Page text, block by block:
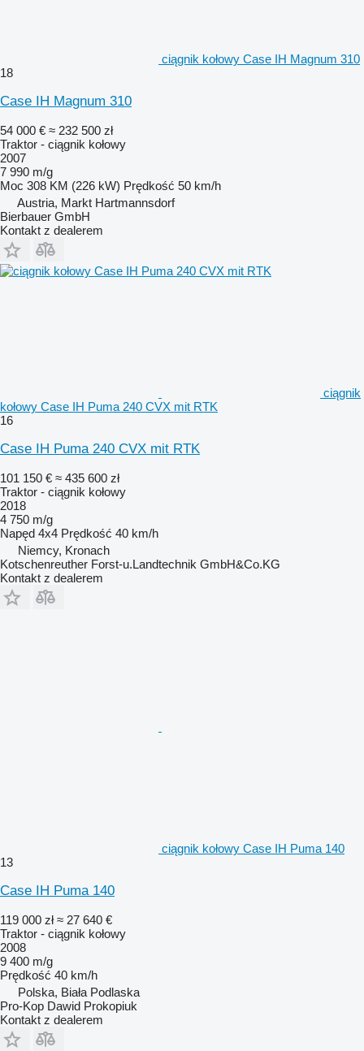
ciągnik kołowy Case IH Magnum 310
18
Case IH Magnum 310
54 000 € ≈ 232 500 zł
Traktor - ciągnik kołowy
2007
7 990 m/g
Moc 308 KM (226 kW) Prędkość 50 km/h
Austria, Markt Hartmannsdorf
Bierbauer GmbH
Kontakt z dealerem
ciągnik
kołowy Case IH Puma 240 CVX mit RTK
16
Case IH Puma 240 CVX mit RTK
101 150 € ≈ 435 600 zł
Traktor - ciągnik kołowy
2018
4 750 m/g
Napęd 4x4 Prędkość 40 km/h
Niemcy, Kronach
Kotschenreuther Forst-u.Landtechnik GmbH&Co.KG
Kontakt z dealerem
ciągnik kołowy Case IH Puma 140
13
Case IH Puma 140
119 000 zł ≈ 27 640 €
Traktor - ciągnik kołowy
2008
9 400 m/g
Prędkość 40 km/h
Polska, Biała Podlaska
Pro-Kop Dawid Prokopiuk
Kontakt z dealerem